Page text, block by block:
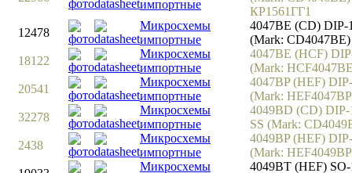
импортные
КР1561ГГ1
12478
Микросхемы
импортные
4047BE (CD) DIP-
(Mark: CD4047BE)
18122
Микросхемы
импортные
4047BE (HCF)
(Mark:
20541
Микросхемы
импортные
4047BP (HEF)
(Mark:
32278
Микросхемы
импортные
4049BD (CD) DIP-
SS (Mark:
2438
Микросхемы
импортные
4049BP (HEF)
(Mark:
Микросхемы
4049BT (HEF)